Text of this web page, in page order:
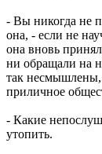
- Вы никогда не
она, - если не
она вновь
ни обращали на
так несмышлены,
приличное
- Какие
утопить.